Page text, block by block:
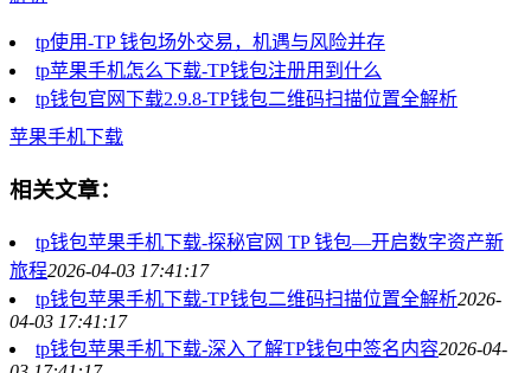
tp使用-TP 钱包场外交易，机遇与风险并存
tp苹果手机怎么下载-TP钱包注册用到什么
tp钱包官网下载2.9.8-TP钱包二维码扫描位置全解析
苹果手机下载
相关文章：
tp钱包苹果手机下载-探秘官网 TP 钱包—开启数字资产新
旅程2026-04-03 17:41:17
tp钱包苹果手机下载-TP钱包二维码扫描位置全解析2026-
04-03 17:41:17
tp钱包苹果手机下载-深入了解TP钱包中签名内容2026-04-